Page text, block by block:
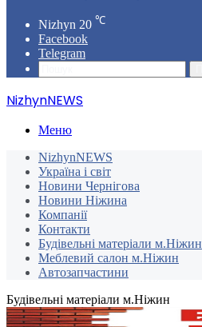
Nizhyn 20 ℃
Facebook
Telegram
NizhynNEWS
Меню
NizhynNEWS
Україна і світ
Новини Чернігова
Новини Ніжина
Компанії
Контакти
Будівельні матеріали м.Ніжин
Меблевий салон м.Ніжин
Автозапчастини
Будівельні матеріали м.Ніжин